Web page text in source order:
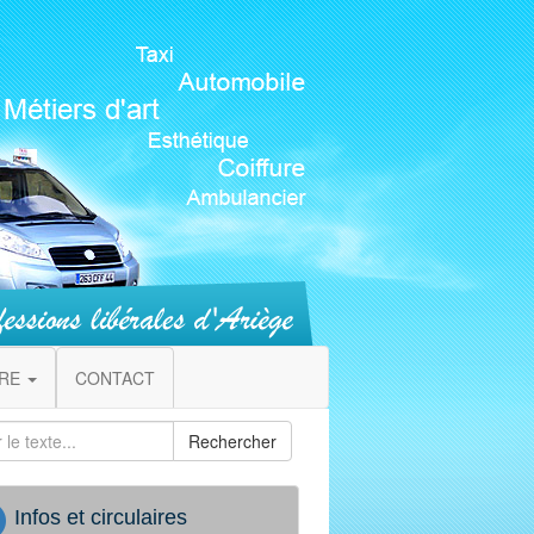
CONTACT
Rechercher
Infos et circulaires